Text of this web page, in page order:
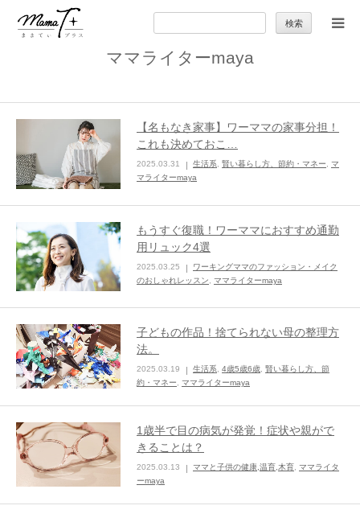
索:
ママライターmaya
【名もなき家事】ワーママの家事分担！
これも決めておこ…
2025.03.31 生活系 賢い暮らし方、節約・マネー
マ
マライターmaya
もうすぐ復職！ワーママにおすすめ通勤
用リュック4選
2025.03.25
ワーキングママのファッション・メイク
のおしゃれレッスン
ママライターmaya
子どもの作品！捨てられない母の整理方
法。
2025.03.19 生活系, 4歳5歳6歳, 賢い暮らし方、節
約・マネー, ママライターmaya
1歳半で目の病気が発覚！症状や親がで
きることは？
2025.03.13 ママと子供の健康,温育,木育, ママライタ
ーmaya
セカンドキャリア
暮らしの小ワザ
子育て
特集
ままてぃ編集部